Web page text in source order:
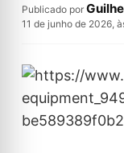
Publicado por
11 de junho de 2026,